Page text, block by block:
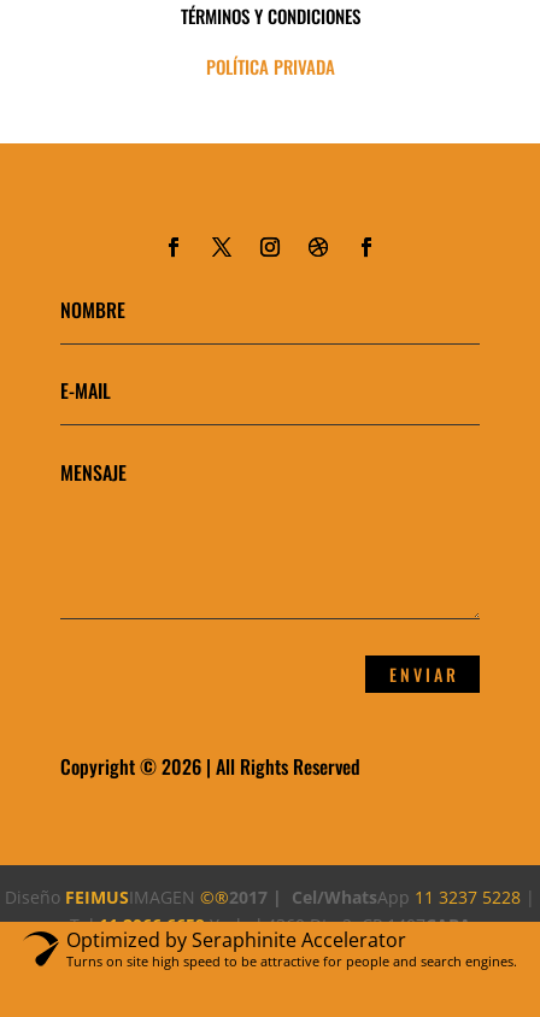
TÉRMINOS Y CONDICIONES
POLÍTICA PRIVADA
E N V I A R
Copyright © 2026 | All Rights Reserved
Diseño FEIMUSIMAGEN ©®2017 | Cel/WhatsApp 11 3237 5228 |
Tel 11 2066 6659Yerbal 4360 Dto 2, CP 1407CABA
Optimized by Seraphinite Accelerator
Turns on site high speed to be attractive for people and search engines.